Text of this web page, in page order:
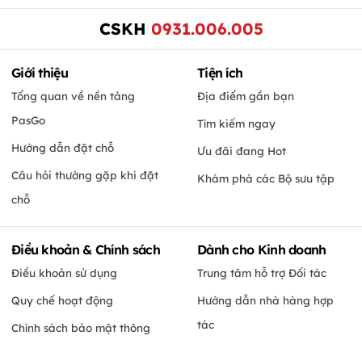
CSKH 0931.006.005
Giới thiệu
Tổng quan về nền tảng
PasGo
Hướng dẫn đặt chỗ
Câu hỏi thường gặp khi đặt
chỗ
Tiện ích
Địa điểm gần bạn
Tìm kiếm ngay
Ưu đãi đang Hot
Khám phá các Bộ sưu tập
Điều khoản & Chính sách
Điều khoản sử dụng
Quy chế hoạt động
Chính sách bảo mật thông
Dành cho Kinh doanh
Trung tâm hỗ trợ Đối tác
Hướng dẫn nhà hàng hợp
tác